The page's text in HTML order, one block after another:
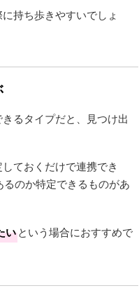
持ち歩きやすいでしょ
るタイプだと、見つけ出
ておくだけで連携でき
のか特定できるものがあ
いという場合におすすめで